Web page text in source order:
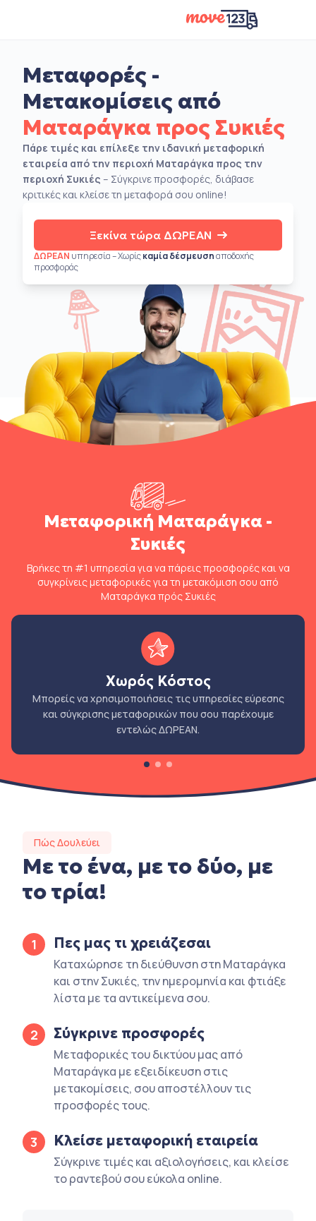
Μεταφορές -
Μετακομίσεις από
Ματαράγκα προς Συκιές
Πάρε τιμές και επίλεξε την ιδανική μεταφορική
εταιρεία από την περιοχή Ματαράγκα προς την
περιοχή Συκιές – Σύγκρινε προσφορές, διάβασε
κριτικές και κλείσε τη μεταφορά σου online!
Ξεκίνα τώρα ΔΩΡΕΑΝ
ΔΩΡΕΑΝ υπηρεσία – Χωρίςκαμία δέσμευσηαποδοχής
προσφοράς
Μεταφορική Ματαράγκα -
Συκιές
Βρήκες τη #1 υπηρεσία για να πάρεις προσφορές και να
συγκρίνεις μεταφορικές για τη μετακόμιση σου από
Ματαράγκα πρός Συκιές
Χωρός Κόστος
Μπορείς να χρησιμοποιήσεις τις υπηρεσίες εύρεσης
και σύγκρισης μεταφορικών που σου παρέχουμε
εντελώς ΔΩΡΕΑΝ.
Πώς Δουλεύει
Με το ένα, με το δύο, με
το τρία!
1 Πες μας τι χρειάζεσαι
Καταχώρησε τη διεύθυνση στη Ματαράγκα
και στην Συκιές, την ημερομηνία και φτιάξε
λίστα με τα αντικείμενα σου.
2 Σύγκρινε προσφορές
Μεταφορικές του δικτύου μας από
Ματαράγκα με εξειδίκευση στις
μετακομίσεις, σου αποστέλλουν τις
προσφορές τους.
3 Κλείσε μεταφορική εταιρεία
Σύγκρινε τιμές και αξιολογήσεις, και κλείσε
το ραντεβού σου εύκολα online.